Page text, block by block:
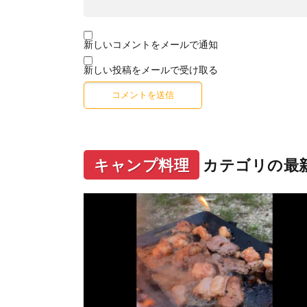
新しいコメントをメールで通知
新しい投稿をメールで受け取る
キャンプ料理 カテゴリの最